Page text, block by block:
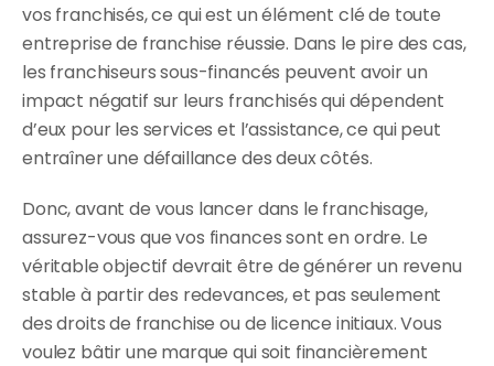
vos franchisés, ce qui est un élément clé de toute
entreprise de franchise réussie. Dans le pire des cas,
les franchiseurs sous-financés peuvent avoir un
impact négatif sur leurs franchisés qui dépendent
d’eux pour les services et l’assistance, ce qui peut
entraîner une défaillance des deux côtés.
Donc, avant de vous lancer dans le franchisage,
assurez-vous que vos finances sont en ordre. Le
véritable objectif devrait être de générer un revenu
stable à partir des redevances, et pas seulement
des droits de franchise ou de licence initiaux. Vous
voulez bâtir une marque qui soit financièrement